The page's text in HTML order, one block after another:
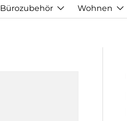
Bürozubehör Wohnen